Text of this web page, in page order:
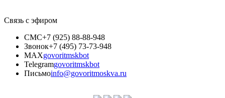
Связь с эфиром
СМС+7 (925) 88-88-948
Звонок+7 (495) 73-73-948
MAXgovoritmskbot
Telegramgovoritmskbot
Письмоinfo@govoritmoskva.ru